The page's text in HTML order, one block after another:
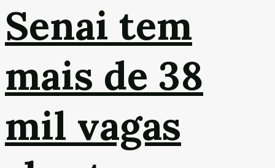
Senai tem
mais de 38
mil vagas